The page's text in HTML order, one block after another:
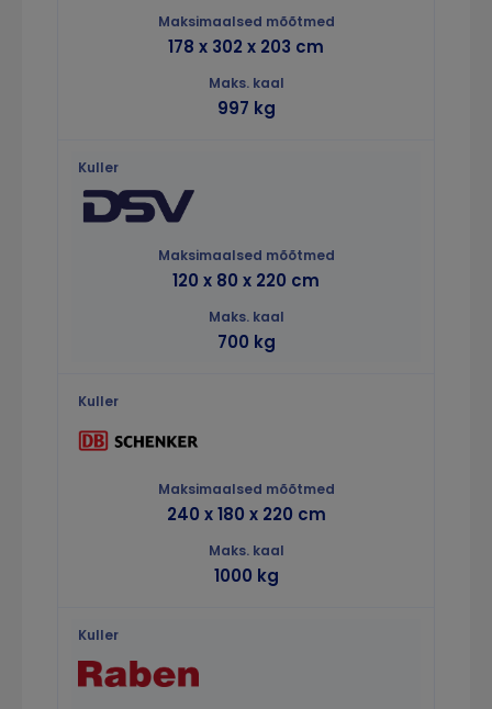
178 x 302 x 203 cm
997 kg
120 x 80 x 220 cm
700 kg
240 x 180 x 220 cm
1000 kg